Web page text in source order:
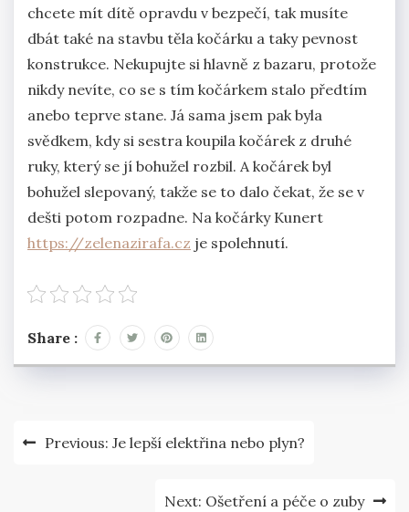
chcete mít dítě opravdu v bezpečí, tak musíte
dbát také na stavbu těla kočárku a taky pevnost
konstrukce. Nekupujte si hlavně z bazaru, protože
nikdy nevíte, co se s tím kočárkem stalo předtím
anebo teprve stane. Já sama jsem pak byla
svědkem, kdy si sestra koupila kočárek z druhé
ruky, který se jí bohužel rozbil. A kočárek byl
bohužel slepovaný, takže se to dalo čekat, že se v
dešti potom rozpadne. Na kočárky Kunert
https://zelenazirafa.cz je spolehnutí.
Share :
Navigace
Previous: Je lepší elektřina nebo plyn?
Next: Ošetření a péče o zuby